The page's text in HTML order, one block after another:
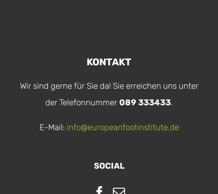
KONTAKT
Wir sind gerne für Sie da! Sie erreichen uns unter
der Telefonnummer 089 333433.
E-Mail: info@europeanfootinstitute.de
SOCIAL